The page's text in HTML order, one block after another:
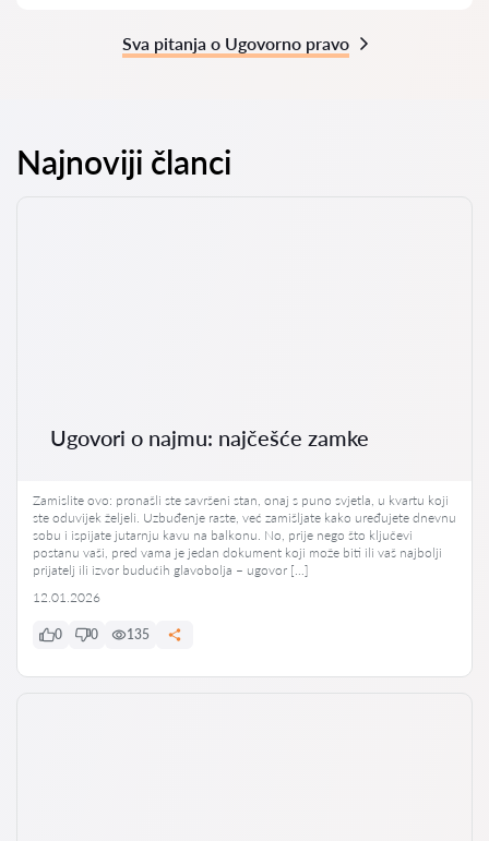
Sva pitanja o Ugovorno pravo
Najnoviji članci
Ugovori o najmu: najčešće zamke
Zamislite ovo: pronašli ste savršeni stan, onaj s puno svjetla, u kvartu koji
ste oduvijek željeli. Uzbuđenje raste, već zamišljate kako uređujete dnevnu
sobu i ispijate jutarnju kavu na balkonu. No, prije nego što ključevi
postanu vaši, pred vama je jedan dokument koji može biti ili vaš najbolji
prijatelj ili izvor budućih glavobolja – ugovor […]
12.01.2026
0 0 135